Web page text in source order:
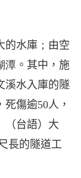
的水庫 ； 由空
潭 。 其中，施
溪水入庫的隧
死傷逾50人，
（台語）大
長的隧道工